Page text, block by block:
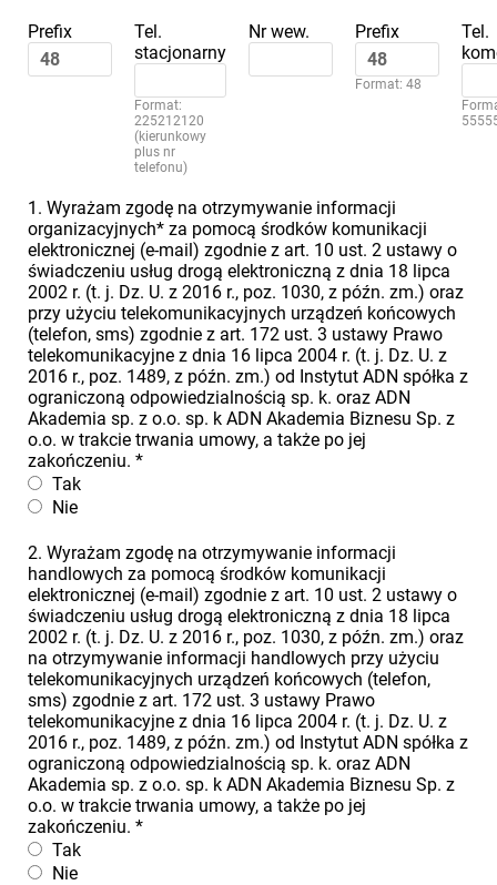
Prefix
Tel.
stacjonarny
Format:
225212120
(kierunkowy
plus nr
telefonu)
Nr wew. Prefix
Format: 48
Tel.
1. Wyrażam zgodę na otrzymywanie informacji
organizacyjnych* za pomocą środków komunikacji
elektronicznej (e-mail) zgodnie z art. 10 ust. 2 ustawy o
świadczeniu usług drogą elektroniczną z dnia 18 lipca
2002 r. (t. j. Dz. U. z 2016 r., poz. 1030, z późn. zm.) oraz
przy użyciu telekomunikacyjnych urządzeń końcowych
(telefon, sms) zgodnie z art. 172 ust. 3 ustawy Prawo
telekomunikacyjne z dnia 16 lipca 2004 r. (t. j. Dz. U. z
2016 r., poz. 1489, z późn. zm.) od Instytut ADN spółka z
ograniczoną odpowiedzialnością sp. k. oraz ADN
Akademia sp. z o.o. sp. k ADN Akademia Biznesu Sp. z
o.o. w trakcie trwania umowy, a także po jej
zakończeniu. *
Tak
Nie
2. Wyrażam zgodę na otrzymywanie informacji
handlowych za pomocą środków komunikacji
elektronicznej (e-mail) zgodnie z art. 10 ust. 2 ustawy o
świadczeniu usług drogą elektroniczną z dnia 18 lipca
2002 r. (t. j. Dz. U. z 2016 r., poz. 1030, z późn. zm.) oraz
na otrzymywanie informacji handlowych przy użyciu
telekomunikacyjnych urządzeń końcowych (telefon,
sms) zgodnie z art. 172 ust. 3 ustawy Prawo
telekomunikacyjne z dnia 16 lipca 2004 r. (t. j. Dz. U. z
2016 r., poz. 1489, z późn. zm.) od Instytut ADN spółka z
ograniczoną odpowiedzialnością sp. k. oraz ADN
Akademia sp. z o.o. sp. k ADN Akademia Biznesu Sp. z
o.o. w trakcie trwania umowy, a także po jej
zakończeniu. *
Tak
Nie